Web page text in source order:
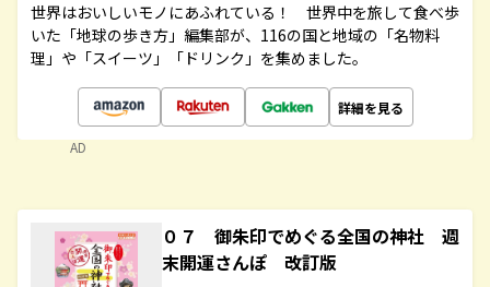
世界はおいしいモノにあふれている！ 世界中を旅して食べ歩
いた「地球の歩き方」編集部が、116の国と地域の「名物料
理」や「スイーツ」「ドリンク」を集めました。
詳細を見る
AD
０７ 御朱印でめぐる全国の神社 週
末開運さんぽ 改訂版